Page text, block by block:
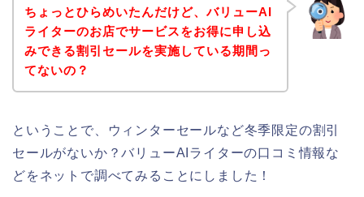
ちょっとひらめいたんだけど、バリューAI
ライターのお店でサービスをお得に申し込
みできる割引セールを実施している期間っ
てないの？
ということで、ウィンターセールなど冬季限定の割引
セールがないか？バリューAIライターの口コミ情報な
どをネットで調べてみることにしました！